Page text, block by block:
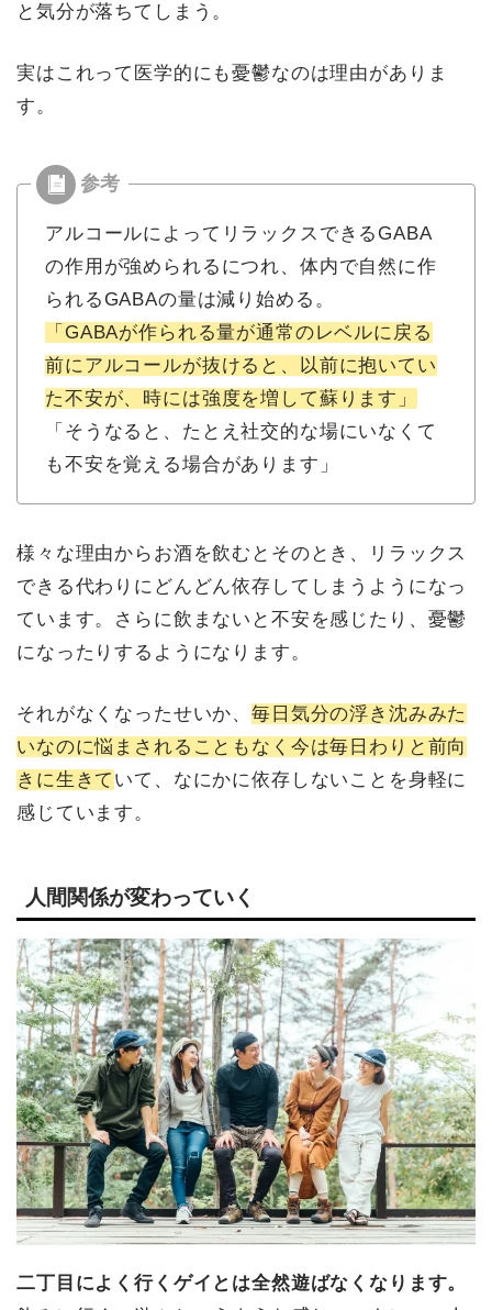
と気分が落ちてしまう。
実はこれって医学的にも憂鬱なのは理由がありま
す。
アルコールによってリラックスできるGABA
の作用が強められるにつれ、体内で自然に作
られるGABAの量は減り始める。
「GABAが作られる量が通常のレベルに戻る
前にアルコールが抜けると、以前に抱いてい
た不安が、時には強度を増して蘇ります」
「そうなると、たとえ社交的な場にいなくて
も不安を覚える場合があります」
様々な理由からお酒を飲むとそのとき、リラックス
できる代わりにどんどん依存してしまうようになっ
ています。さらに飲まないと不安を感じたり、憂鬱
になったりするようになります。
それがなくなったせいか、毎日気分の浮き沈みみた
いなのに悩まされることもなく今は毎日わりと前向
きに生きて いて、なにかに依存しないことを身軽に
感じています。
人間関係が変わっていく
二丁目によく行くゲイとは全然遊ばなくなります。